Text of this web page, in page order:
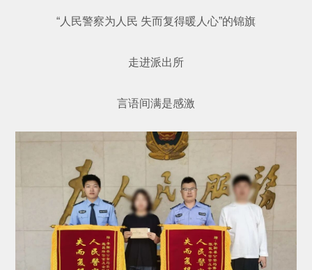
“人民警察为人民 失而复得暖人心”的锦旗
走进派出所
言语间满是感激